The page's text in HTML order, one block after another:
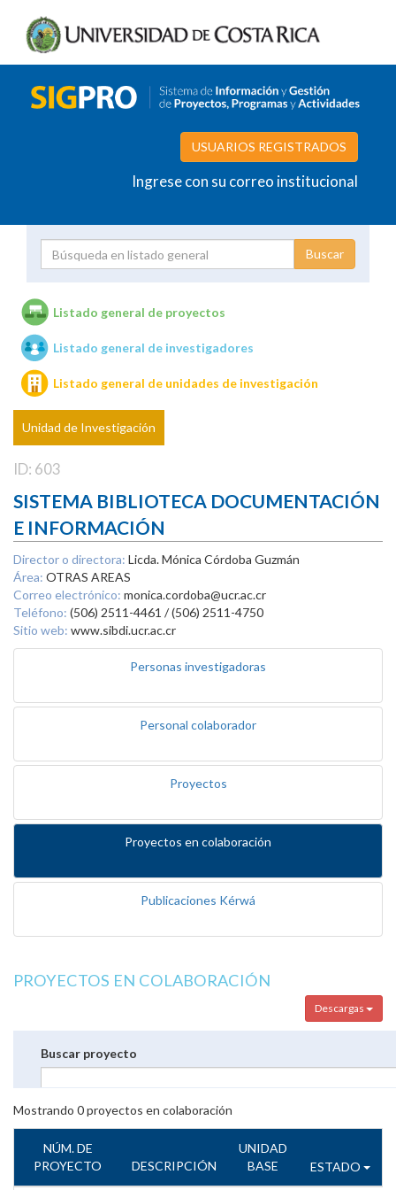
USUARIOS REGISTRADOS
Ingrese con su correo institucional
Unidades de investigación
Listado general de proyectos
Listado general de investigadores
Listado general de unidades de investigación
Unidad de Investigación
ID: 603
SISTEMA BIBLIOTECA DOCUMENTACIÓN
E INFORMACIÓN
Director o directora: Licda. Mónica Córdoba Guzmán
Área: OTRAS AREAS
Correo electrónico: monica.cordoba@ucr.ac.cr
Teléfono: (506) 2511-4461 / (506) 2511-4750
Sitio web: www.sibdi.ucr.ac.cr
Personas investigadoras
Personal colaborador
Proyectos
Proyectos en colaboración
Publicaciones Kérwá
PROYECTOS EN COLABORACIÓN
Descargas
Buscar proyecto
Mostrando 0proyectos en colaboración
NÚM. DE
PROYECTO
DESCRIPCIÓN
UNIDAD
BASE
ESTADO